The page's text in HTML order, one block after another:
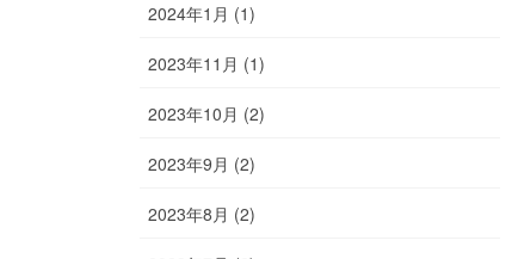
2024年1月 (1)
2023年11月 (1)
2023年10月 (2)
2023年9月 (2)
2023年8月 (2)